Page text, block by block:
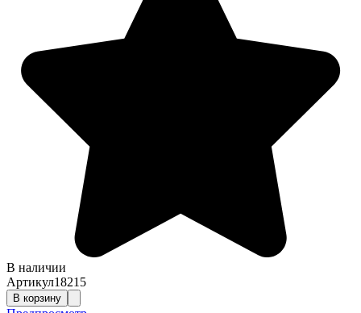
В наличии
Артикул18215
В корзину